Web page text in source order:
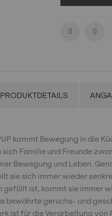
kommt Bewegung in die
Familie und Freunde
Bewegung und Leben.
sie sich immer wieder
gefüllt ist, kommt sie immer
bewährte geruchs- und
ist für die Verarbeitung
PRODUKTDETAILS